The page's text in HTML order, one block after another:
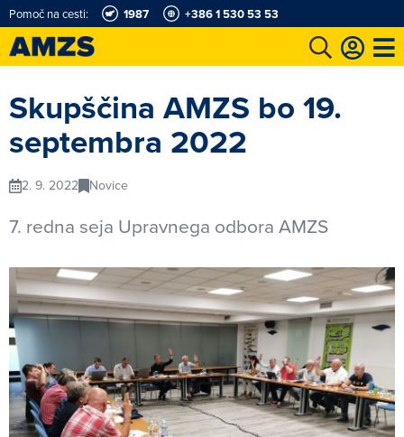
Pomoč na cesti: 1987 +386 1 530 53 53
Skupščina AMZS bo 19.
septembra 2022
2. 9. 2022 Novice
7. redna seja Upravnega odbora AMZS